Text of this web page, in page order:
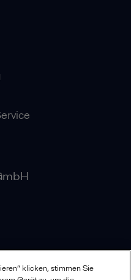
klicken, stimmen Sie